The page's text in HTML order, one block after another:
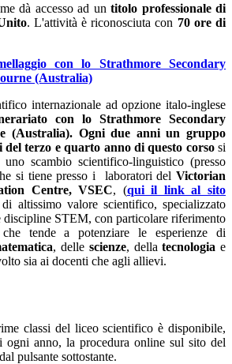
dà accesso ad untitolo professionale di
. L'attività è riconosciuta con 70 ore di
con lo Strathmore Secondary
(Australia)
internazionale ad opzione italo-inglese
con
lo Strathmore Secondary
(Australia). Ogni due anni un gruppo
del terzo e quarto anno di questo corsosi
uno scambio scientifico-linguistico (presso
si tiene presso i laboratori del Victorian
Centre, VSEC, (qui il link al sito
altissimo valore scientifico, specializzato
discipline STEM, con particolare riferimento
tende a potenziare le esperienze di
, delle scienze, dellatecnologia e
sia ai docenti che agli allievi.
classi del liceo scientifico è disponibile,
ogni anno, la procedura online sul sito del
pulsante sottostante.